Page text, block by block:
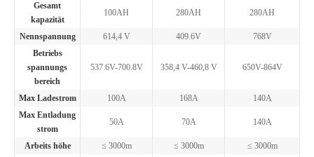
Gesamt
kapazität
100AH 280AH 280AH
Nennspannung 614,4 V 409.6V
768V
Betriebs
spannungs
bereich
537.6V-700.8V 358,4 V-460,8 V 650V-864V
Max Ladestrom 100A 168A
140A
Max Entladung
strom
50A 70A 140A
Arbeits höhe ≤ 3000m ≤ 3000m ≤ 3000m